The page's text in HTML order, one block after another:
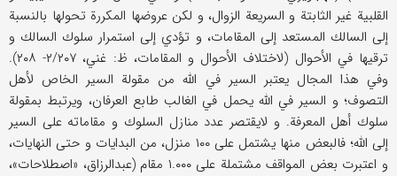
القلبية غير الثابتة و السريعة الزوال، و لكن عروضها المكررة تحولها بالنسبة
إلى السالك المستعد إلى المقامات، و تؤدي إلى استمرار سلوك السالك و
ترقيها في الأحوال (لاختلاف الأحوال و المقامات، ظ: غني، ۲/۲۰۷- ۲۰۸).
وفي هذا المجال يعتبر السير في الله من مقولة السير الخاص لأهل
التصوف؛ و السير في الله يحمل في الغالب طابع العرفان، ويرتبط بمقولة
سلوك أهل المعرفة. و لايقتصر عدد منازل السلوك و مقاماته على السير
إلى الله؛ فالبعض منها يشتمل على ۱۰۰ منزل، من البدايات و حتى النهايات،
و اعتبرت بعض المواقف مشتملة على ۱.۰۰۰ مقام (عبدالرزاق، «اصطلاحات»،